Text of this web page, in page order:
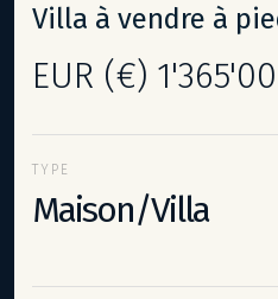
villa à vendre à
EUR (€)
TYPE
Maison/Villa